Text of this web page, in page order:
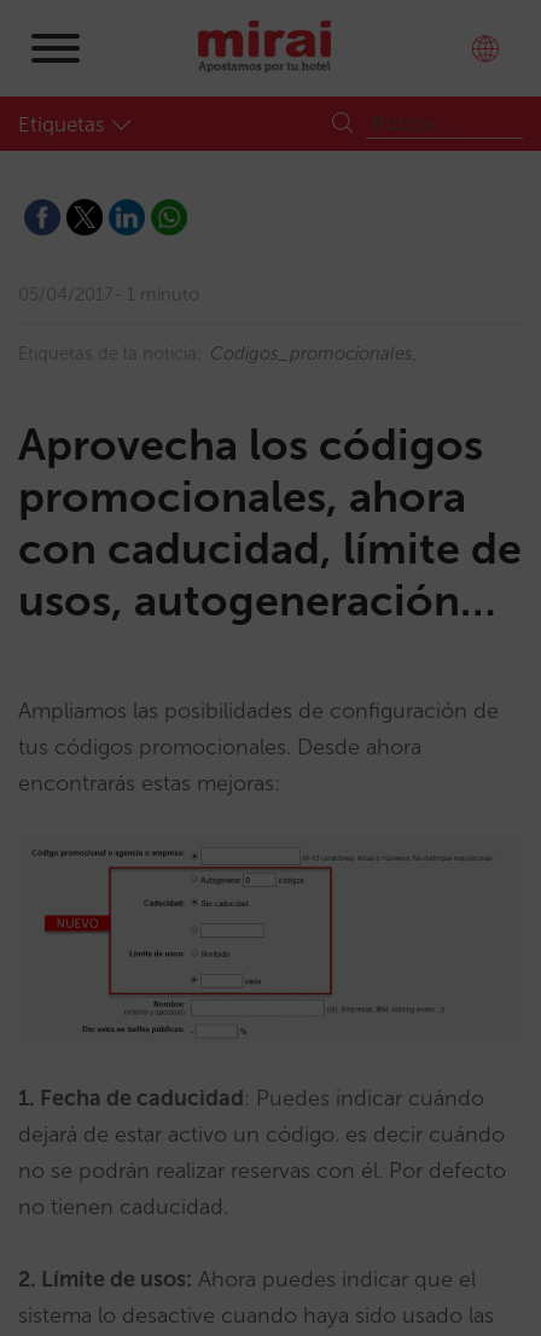
Etiquetas
05/04/2017 1 minuto
Etiquetas de la noticia: Codigos_promocionales
Aprovecha los códigos
promocionales, ahora
con caducidad, límite de
usos, autogeneración…
Ampliamos las posibilidades de configuración de
tus códigos promocionales. Desde ahora
encontrarás estas mejoras:
1. Fecha de caducidad: Puedes indicar cuándo
dejará de estar activo un código. es decir cuándo
no se podrán realizar reservas con él. Por defecto
no tienen caducidad.
2. Límite de usos: Ahora puedes indicar que el
sistema lo desactive cuando haya sido usado las